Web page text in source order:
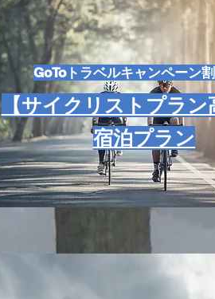
GoToトラベルキャンペーン
【サイクリストプラン
宿泊プラン